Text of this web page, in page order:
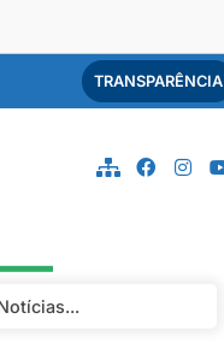
TRANSPARÊNCIA